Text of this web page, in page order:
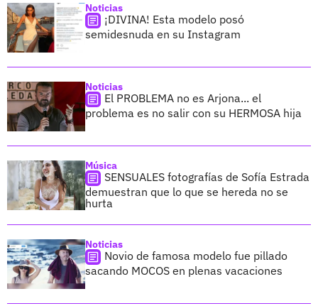
Noticias
¡DIVINA! Esta modelo posó
semidesnuda en su Instagram
Noticias
El PROBLEMA no es Arjona... el
problema es no salir con su HERMOSA hija
Música
SENSUALES fotografías de Sofía Estrada
demuestran que lo que se hereda no se
hurta
Noticias
Novio de famosa modelo fue pillado
sacando MOCOS en plenas vacaciones